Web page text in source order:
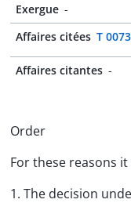
Exergue -
Affaires citées T
Affaires citantes -
Order
For these reasons
1. The decision